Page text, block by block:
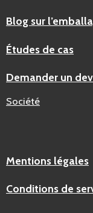
Blog sur
Études de cas
Demander un
Société
Mentions légales
Conditions de